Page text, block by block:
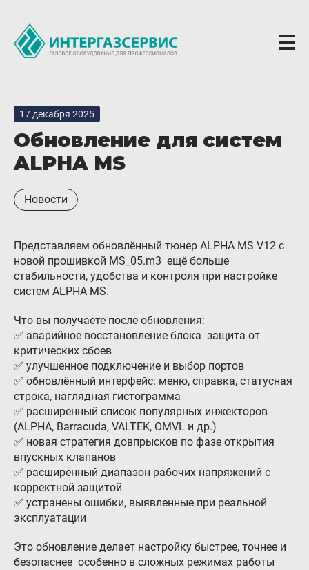
Новости
ГБО Alpha
Вакансии
Оферта
Партнёрам
Гарантия и возврат
Регистрация ГБО в ГИБДД
Обучение
Тех. раздел
Вход для партнёров
Автовладельцам
Установить ГБО
Интернет-магазин
Каталог авто с ГБО
17 декабря 2025
Обновление для систем
ALPHA MS
Новости
Представляем обновлённый тюнер ALPHA MS V12 с
новой прошивкой MS_05.m3 ещё больше
стабильности, удобства и контроля при настройке
систем ALPHA MS.
Что вы получаете после обновления:
✅ аварийное восстановление блока защита от
критических сбоев
✅ улучшенное подключение и выбор портов
✅ обновлённый интерфейс: меню, справка, статусная
строка, наглядная гистограмма
✅ расширенный список популярных инжекторов
(ALPHA, Barracuda, VALTEK, OMVL и др.)
✅ новая стратегия довпрысков по фазе открытия
впускных клапанов
✅ расширенный диапазон рабочих напряжений с
корректной защитой
✅ устранены ошибки, выявленные при реальной
эксплуатации
Это обновление делает настройку быстрее, точнее и
безопаснее особенно в сложных режимах работы